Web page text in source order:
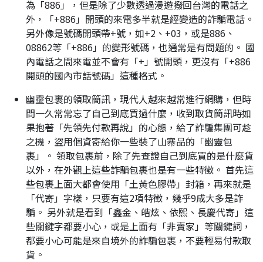
為「886」，但是除了少數透過漫遊撥回台灣的電話之
外，「+886」開頭的來電多半就是經變造的詐騙電話。
另外像是號碼開頭帶+號，如+2、+03，或是886、
08862等「+886」的變形號碼，也通常是有問題的。 國
內電話之間來電並不會有「+」號開頭，更沒有「+886
開頭的國內市話號碼」這種格式。
幽靈包裹的領取簡訊，現代人越來越常進行網購，但時
間一久常常忘了自己到底買過什麼，收到取貨簡訊時如
果抱著「先領先付款再說」的心態，給了詐騙集團可趁
之機，盜用個資寄給你一些裝了山寨品的「幽靈包
裹」。 領取包裹前，除了先查證自己到底買的是什麼貨
以外，在外觀上這些詐騙包裹也是有一些特徵。 首先這
些包裹上面大都會使用「土黃色膠帶」封箱，再來就是
「代寄」字樣，只要有這2項特徵，幾乎9成大多是詐
騙。 另外就是看到「鑫金、皓炫、依熙、長慶代寄」這
些關鍵字都要小心，或是上面有「非賣家」等關鍵詞，
都要小心可能是來自境外的詐騙包裹，不要輕易付款取
貨。